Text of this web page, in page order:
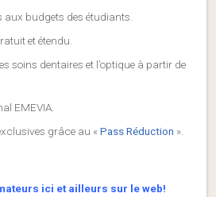
aux budgets des étudiants.
et étendu.
soins dentaires et l’optique à partir de
EMEVIA.
grâce au «Pass Réduction ».
ici et ailleurs sur le web!